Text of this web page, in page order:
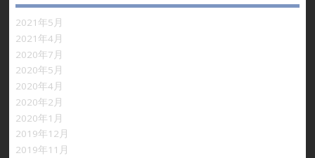
2021年5月
2021年4月
2020年7月
2020年5月
2020年4月
2020年2月
2020年1月
2019年12月
2019年11月